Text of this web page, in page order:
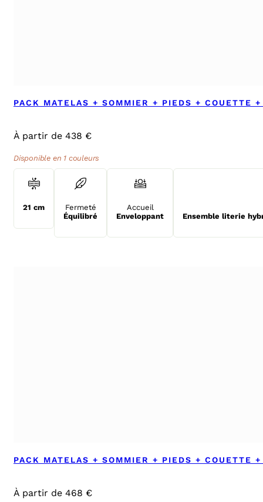
PACK MATELAS + SOMMIER + PIEDS + COUETTE
À partir de 438 €
Disponible en 1 couleurs
21 cm
Fermeté
Équilibré
Accueil
Enveloppant
Ensemble literie
PACK MATELAS + SOMMIER + PIEDS + COUETTE
À partir de 468 €